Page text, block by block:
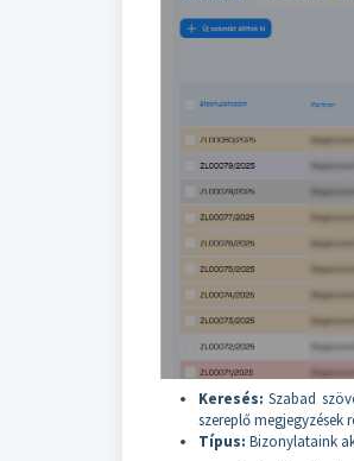
Keresés:Szabad
szereplő megjegyzések
Típus: Bizonylataink